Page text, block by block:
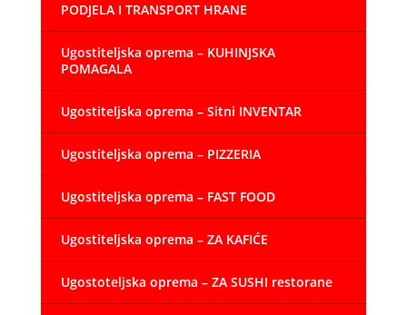
PODJELA I TRANSPORT HRANE
Ugostiteljska oprema – KUHINJSKA
POMAGALA
Ugostiteljska oprema – Sitni INVENTAR
Ugostiteljska oprema – PIZZERIA
Ugostiteljska oprema – FAST FOOD
Ugostiteljska oprema – ZA KAFIĆE
Ugostoteljska oprema – ZA SUSHI restorane